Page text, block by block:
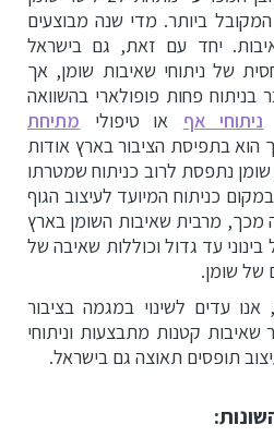
ביותר. מדי שנה מבוצעים
יחד עם זאת, גם בישראל
של ניתוחי שאיבות שומן, אך
בניתוח פחות פופולארי בהשוואה
ניתוחי אף או טיפולי מתיחת
הוא בתפיסת הציבור בארץ אודות
נתפסת לרוב כניתוח שמטרתו
כניתוח המיועד לעיצוב הגוף
מכך, מרבית שאיבות השומן בארץ
בינוני עד גדול וכוללות שאיבה של
של שומן.
אנו עדים לשינוי במגמה בציבור
שאיבות קטנות מתבצעות וניתוחי
תופסים תאוצה גם בישראל.